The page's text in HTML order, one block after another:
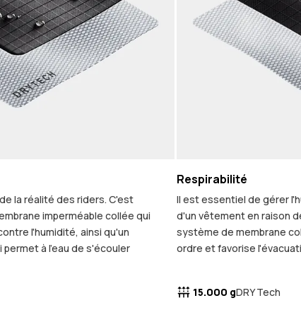
la réalité des riders. C'est
imperméable collée qui
l'humidité, ainsi qu'un
permet à l'eau de s'écouler
Respirabilité
Il est essentiel de gérer
d'un vêtement en raison
système de membrane
ordre et favorise
15.000 gDRY Tech